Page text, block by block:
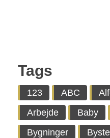
Tags
123 ABC
Arbejde
Baby
Bygninger